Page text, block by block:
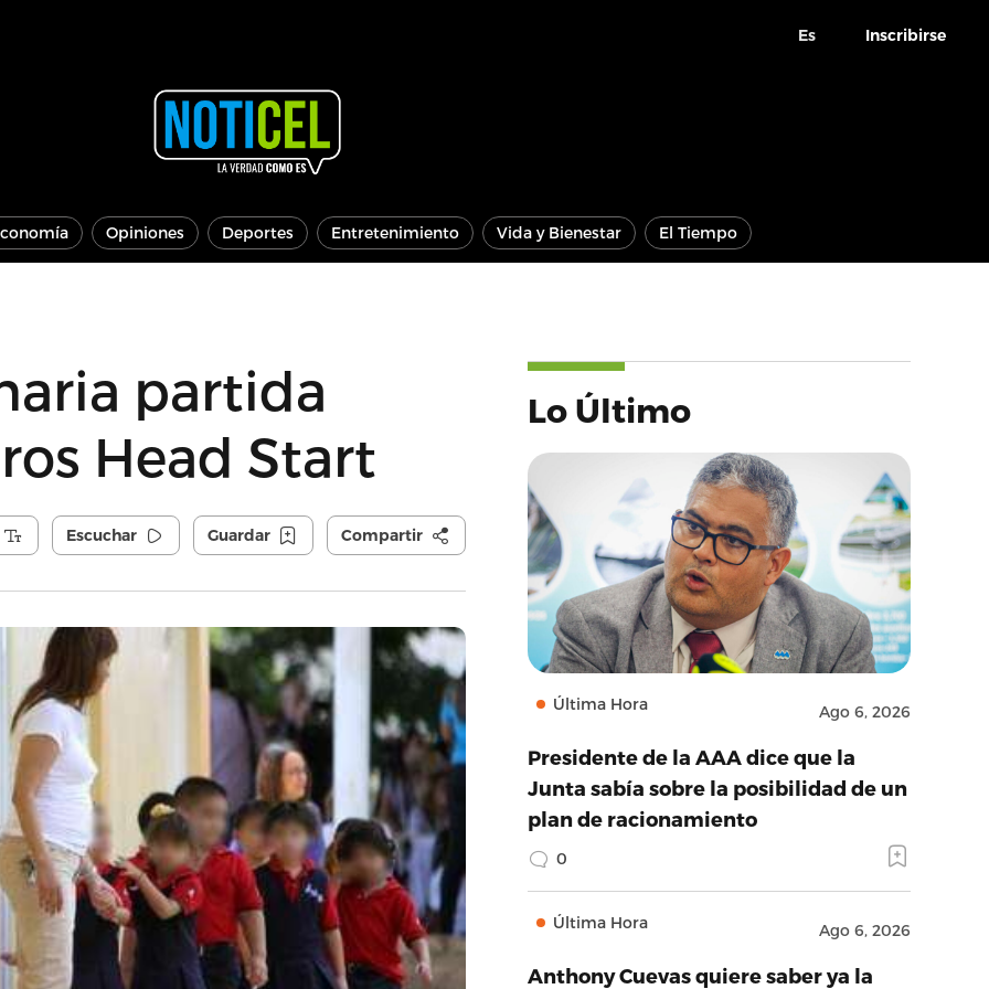
Es Inscribirse
Opiniones Deportes Entretenimiento Vida y Bienestar El Tiempo
partida
Head Start
Escuchar Guardar Compartir
Lo Último
Última Hora Ago 6, 2026
Presidente de la AAA dice que la
Junta sabía sobre la posibilidad de un
plan de racionamiento
0
Última Hora Ago 6, 2026
Anthony Cuevas quiere saber ya la